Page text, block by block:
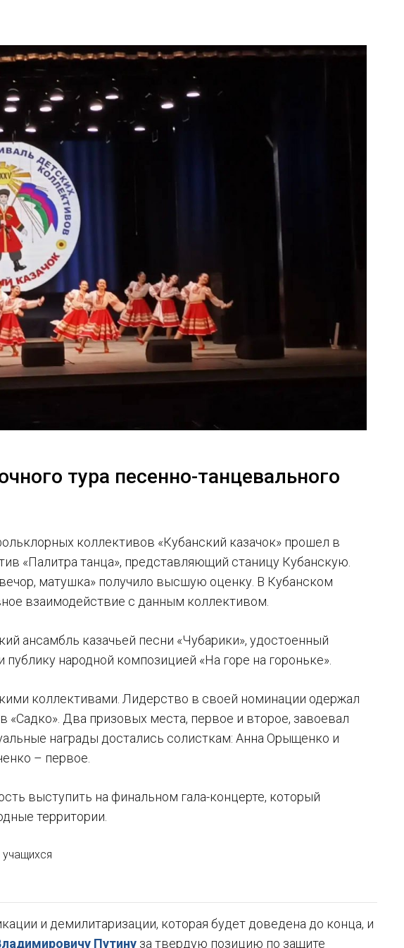
тура песенно-танцевального
коллективов «Кубанский казачок» прошел в
«Палитра танца», представляющий станицу Кубанскую.
матушка» получило высшую оценку. В Кубанском
взаимодействие с данным коллективом.
ансамбль казачьей песни «Чубарики», удостоенный
народной композицией «На горе на гороньке».
коллективами. Лидерство в своей номинации одержал
Два призовых места, первое и второе, завоевал
награды достались солисткам: Анна Орыщенко и
– первое.
выступить на финальном гала-концерте, который
территории.
и демилитаризации, которая будет доведена до конца, и
Путину за твердую позицию по защите